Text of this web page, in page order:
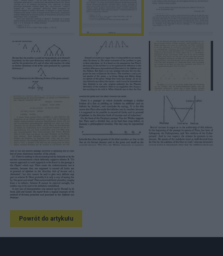
Powrót do artykułu